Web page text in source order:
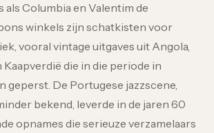
als Columbia en Valentim de
winkels zijn schatkisten voor
vooral vintage uitgaves uit Angola,
Kaapverdië die in die periode in
geperst. De Portugese jazzscene,
bekend, leverde in de jaren 60
opnames die serieuze verzamelaars